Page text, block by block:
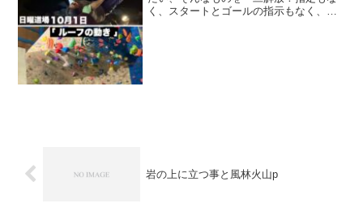
く、スタートとゴールの指示もなく、グ
岩の上に立つ事と風林火山p